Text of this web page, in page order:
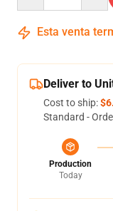
Esta venta
Deliver to
Cost to ship:
Standard -
Production
Today